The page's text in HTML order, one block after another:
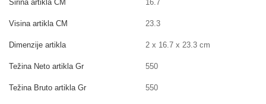
Širina artikla CM 16.7
Visina artikla CM 23.3
Dimenzije artikla 2 x 16.7 x 23.3 cm
Težina Neto artikla Gr 550
Težina Bruto artikla Gr 550